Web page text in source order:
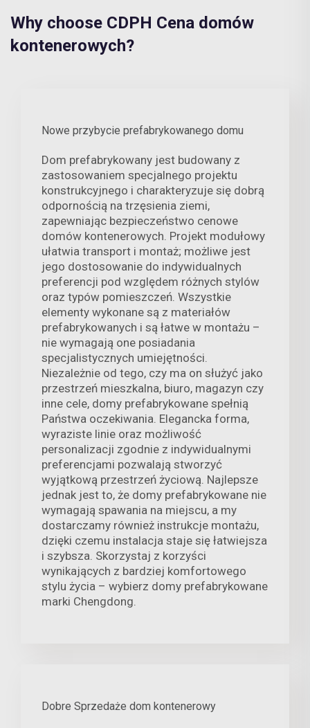
Why choose CDPH Cena domów
kontenerowych?
Nowe przybycie prefabrykowanego domu
Dom prefabrykowany jest budowany z
zastosowaniem specjalnego projektu
konstrukcyjnego i charakteryzuje się dobrą
odpornością na trzęsienia ziemi,
zapewniając bezpieczeństwo cenowe
domów kontenerowych. Projekt modułowy
ułatwia transport i montaż; możliwe jest
jego dostosowanie do indywidualnych
preferencji pod względem różnych stylów
oraz typów pomieszczeń. Wszystkie
elementy wykonane są z materiałów
prefabrykowanych i są łatwe w montażu –
nie wymagają one posiadania
specjalistycznych umiejętności.
Niezależnie od tego, czy ma on służyć jako
przestrzeń mieszkalna, biuro, magazyn czy
inne cele, domy prefabrykowane spełnią
Państwa oczekiwania. Elegancka forma,
wyraziste linie oraz możliwość
personalizacji zgodnie z indywidualnymi
preferencjami pozwalają stworzyć
wyjątkową przestrzeń życiową. Najlepsze
jednak jest to, że domy prefabrykowane nie
wymagają spawania na miejscu, a my
dostarczamy również instrukcje montażu,
dzięki czemu instalacja staje się łatwiejsza
i szybsza. Skorzystaj z korzyści
wynikających z bardziej komfortowego
stylu życia – wybierz domy prefabrykowane
marki Chengdong.
Dobre Sprzedaże dom kontenerowy